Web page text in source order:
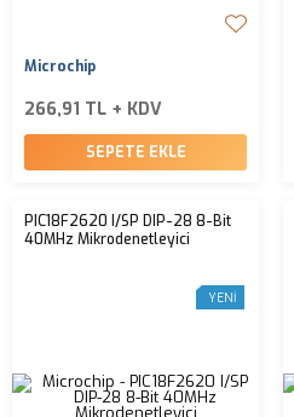
Microchip
266,91 TL + KDV
SEPETE EKLE
PIC18F2620 I/SP DIP-28 8-Bit
40MHz Mikrodenetleyici
YENI